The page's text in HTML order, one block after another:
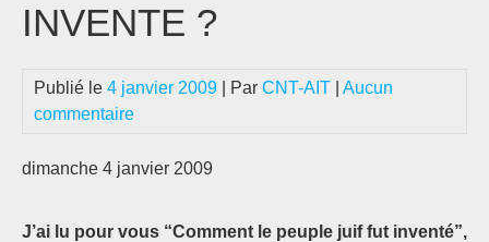
INVENTE ?
Publié le 4 janvier 2009 | Par CNT-AIT
Aucun
commentaire
dimanche 4 janvier 2009
J’ai lu pour vous “Comment le peuple juif fut inventé”,